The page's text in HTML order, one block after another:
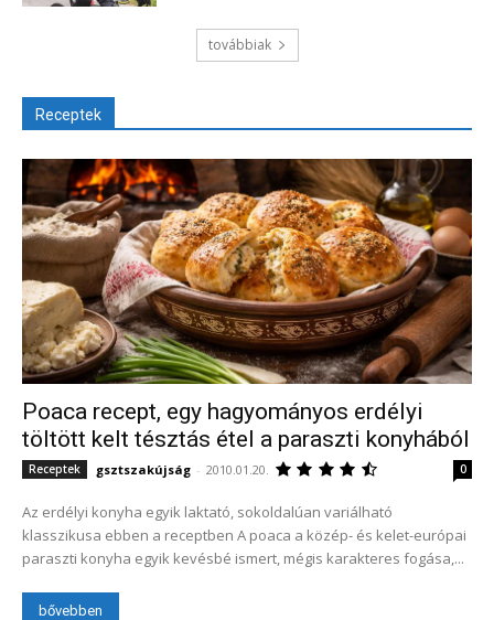
továbbiak
Receptek
Poaca recept, egy hagyományos erdélyi
töltött kelt tésztás étel a paraszti konyhából
Receptek gsztszakújság - 2010.01.20. 0
Az erdélyi konyha egyik laktató, sokoldalúan variálható
klasszikusa ebben a receptben A poaca a közép- és kelet-európai
paraszti konyha egyik kevésbé ismert, mégis karakteres fogása,...
bővebben